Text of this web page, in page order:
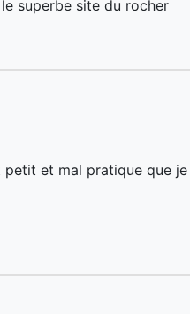
superbe site du rocher
et mal pratique que je